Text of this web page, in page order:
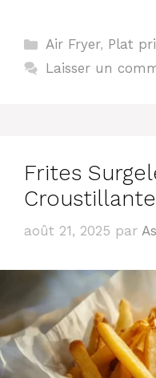
Catégories
Air Fryer, Plat
Laisser un
Frites
août 21, 2025 par